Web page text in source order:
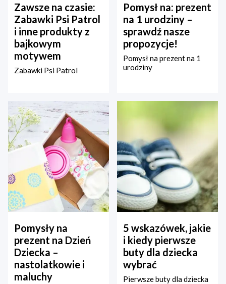
Zawsze na czasie:
Zabawki Psi Patrol
i inne produkty z
bajkowym
motywem
Zabawki Psi Patrol
Pomysł na: prezent
na 1 urodziny –
sprawdź nasze
propozycje!
Pomysł na prezent na 1
urodziny
Pomysły na
prezent na Dzień
Dziecka –
nastolatkowie i
maluchy
5 wskazówek, jakie
i kiedy pierwsze
buty dla dziecka
wybrać
Pierwsze buty dla dziecka